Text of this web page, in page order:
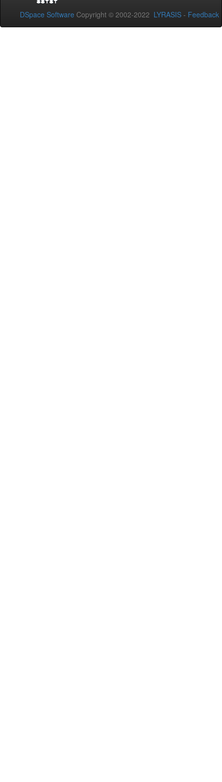
DSpace Software Copyright © 2002-2022 LYRASIS - Feedback